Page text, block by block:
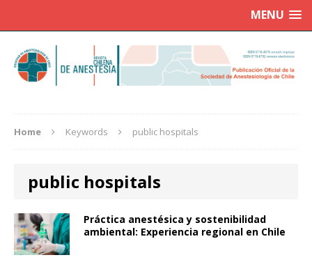
MENU
Home Keywords public hospitals
public hospitals
Práctica anestésica y sostenibilidad
ambiental: Experiencia regional en Chile